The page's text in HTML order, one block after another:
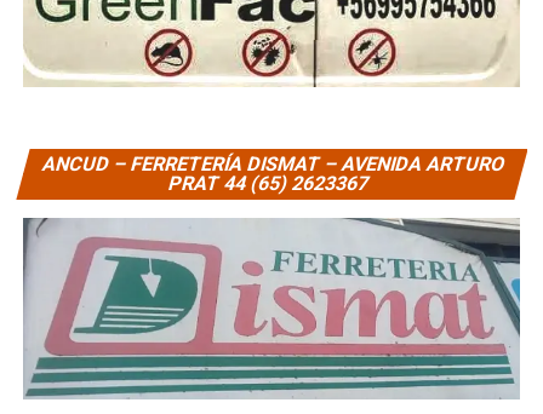
ANCUD – FERRETERÍA DISMAT – AVENIDA ARTURO
PRAT 44 (65) 2623367